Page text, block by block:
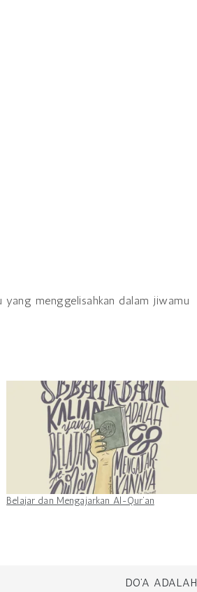
Belajar dan Mengajarkan Al-Qur’an
DO’A ADALAH